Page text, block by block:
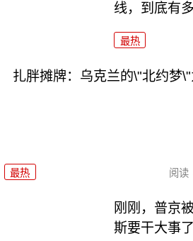
线，到底有多
最热
扎胖摊牌：乌克兰的\"北约梦\"
最热 阅读
刚刚，普京
斯要干大事了